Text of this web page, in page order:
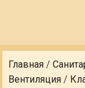
Главная /
Вентиляция /